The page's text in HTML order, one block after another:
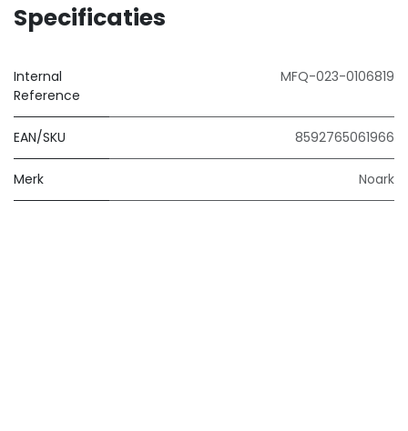
Specificaties
Internal
Reference
MFQ-023-0106819
EAN/SKU 8592765061966
Merk Noark